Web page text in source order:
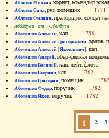
Аблязов Михаил, корнет, командир
Аблязов Сила, ряз. помещик 1781
Аблязов Филипп, прапорщик, солдат
Аболдуев см. Оболдуев
Аболешев Алексей, кап. 1758
Аболешев Алексей Григорьевич,
Аболешев Алексей [Яковлевич], кап.
Аболешев Андрей, обер-фискал
Аболешев Василий, кап.-лейт. флота
Аболешев Гавриил, кап. 1782
Аболешев Григорий, помещик 1782
Аболешев Федор, поручик 1782
Аболешев Яков, поручик 1782
1 2 3